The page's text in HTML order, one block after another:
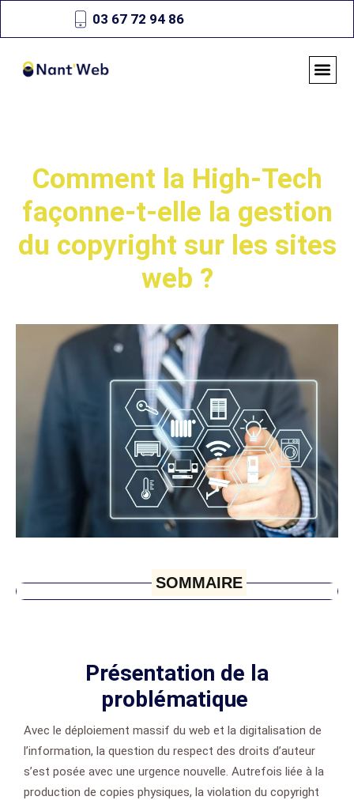
03 67 72 94 86
Comment la High-Tech
façonne-t-elle la gestion
du copyright sur les sites
web ?
SOMMAIRE
Présentation de la
problématique
Avec le déploiement massif du web et la digitalisation de
l’information, la question du respect des droits d’auteur
s’est posée avec une urgence nouvelle. Autrefois liée à la
production de copies physiques, la violation du copyright